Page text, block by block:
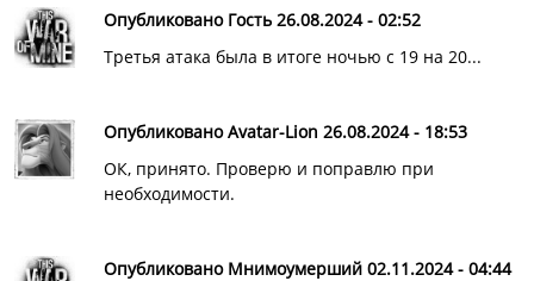
Опубликовано Гость 26.08.2024 - 02:52
Третья атака была в итоге ночью с 19 на 20...
Опубликовано Avatar-Lion 26.08.2024 - 18:53
ОК, принято. Проверю и поправлю при
необходимости.
Опубликовано Мнимоумерший 02.11.2024 - 04:44